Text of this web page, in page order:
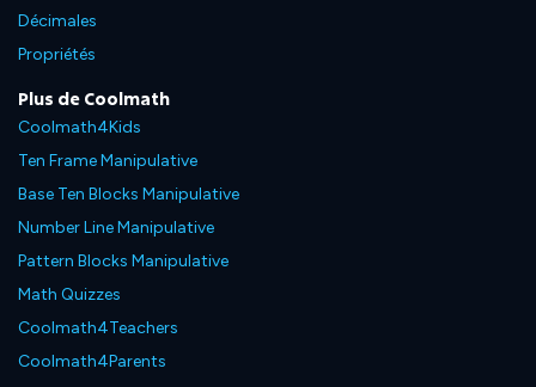
Décimales
Propriétés
Plus de Coolmath
Coolmath4Kids
Ten Frame Manipulative
Base Ten Blocks Manipulative
Number Line Manipulative
Pattern Blocks Manipulative
Math Quizzes
Coolmath4Teachers
Coolmath4Parents